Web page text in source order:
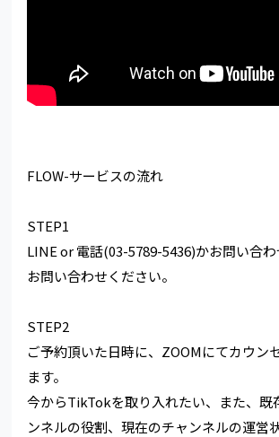
FLOW-サービスの流れ
STEP1
LINE or 電話(03-5789-5436)かお問い合
お問い合わせください。
STEP2
ご予約頂いた日時に、ZOOMにてカウン
ます。
今からTikTokを取り入れたい、また、既
ンネルの役割、現在のチャンネルの運営